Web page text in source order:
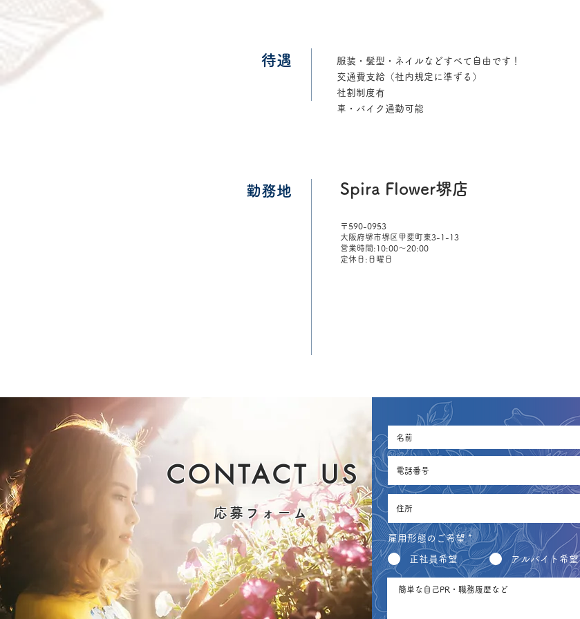
待遇
​服装・髪型・ネイルなどすべて自由です！
交通費支給（社内規定に準ずる）
社割制度有
​車・バイク通勤可能
勤務地 Spira Flower堺店
〒590-0953
大阪府堺市堺区甲斐町東3-1-13
営業時間:10:00～20:00
定休日:日曜日
CONTACT US
応募フォーム
雇用形態のご希望 *
正社員希望 アルバイト希望